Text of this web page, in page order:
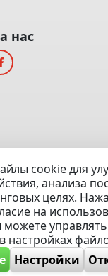
авто: 5 этаж)
— Продажа,
Минск
cookie для
анализа
целях.
на
настройках
Настройки
нас